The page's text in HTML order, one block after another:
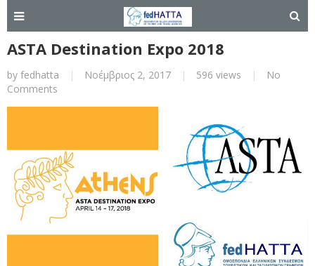
ASTA Destination Expo 2018
by fedhatta | Νοέμβριος 2, 2017 | 596 views |
No
Comments